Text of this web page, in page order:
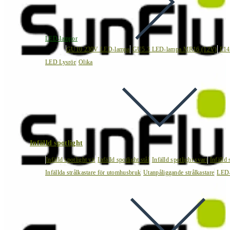
LED-lampor
GU10 230V LED-lampa GU5.3 LED-lampa MR16 (12V)
LED Lysrör Olika
Infälld spotlight
Infälld spotlight vit Infälld spotlight stål Infälld spotlight svart
Infälld
Infällda strålkastare för utomhusbruk Utanpåliggande strålkastare